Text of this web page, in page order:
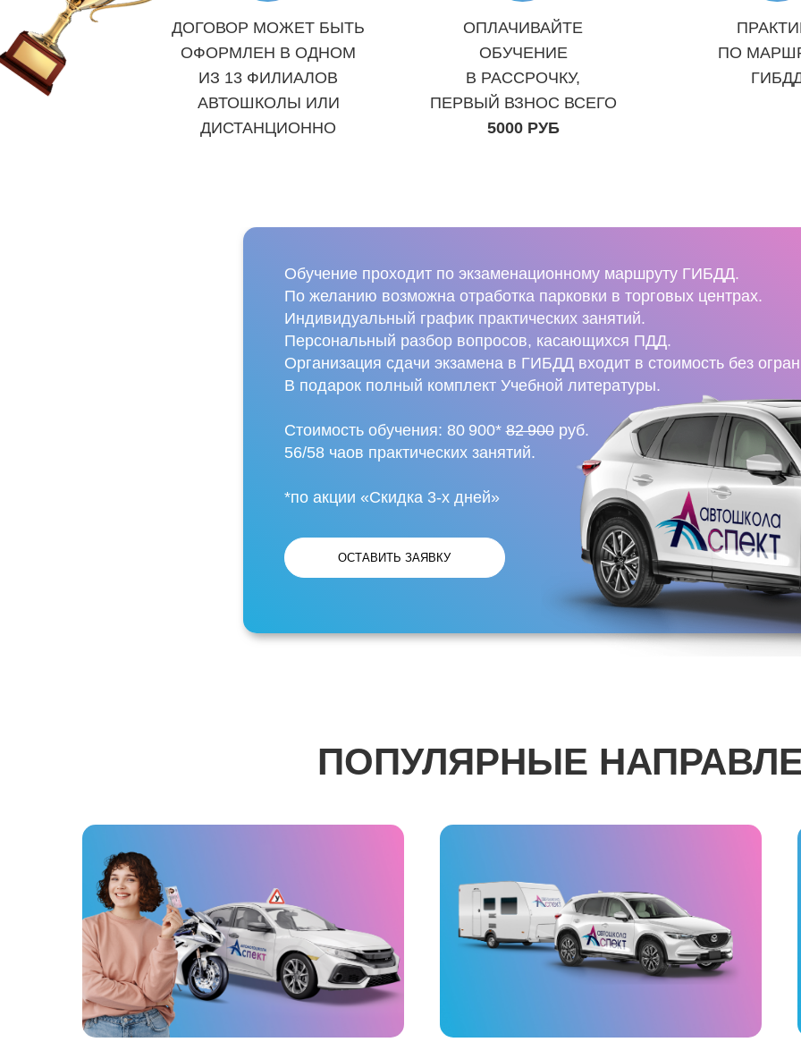
ДОГОВОР МОЖЕТ БЫТЬ
ОФОРМЛЕН В ОДНОМ
ИЗ 13 ФИЛИАЛОВ
АВТОШКОЛЫ ИЛИ
ДИСТАНЦИОННО
ПО
ОПЛАЧИВАЙТЕ
ОБУЧЕНИЕ
В РАССРОЧКУ,
ПЕРВЫЙ ВЗНОС ВСЕГО
5000 РУБ
Обучение проходит по экзаменационному маршруту ГИБДД.
По желанию возможна отработка парковки в торговых центрах.
Индивидуальный график практических занятий.
Персональный разбор вопросов, касающихся ПДД.
Организация сдачи экзамена в ГИБДД входит в стоимость без
В подарок полный комплект Учебной литературы.
Стоимость обучения: 80 900*82 900руб.
56/58 чаов практических занятий.
*по акции «Скидка 3-х дней»
ОСТАВИТЬ ЗАЯВКУ
ПОПУЛЯРНЫЕ